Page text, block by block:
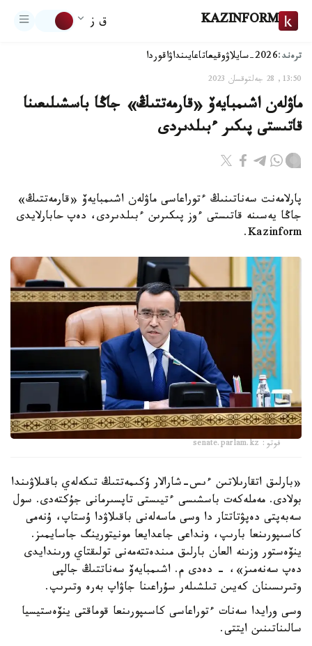
KAZINFORM ق ز
ترەند:2026-سايلاۋ وقيعاتاعايىنداۋاقوردا
13:50, 28 جەلتوقسان 2023
ماۋلەن اشىمبايەۆ «قارمەتتىڭ» جاڭا باسشىلىعىنا
قاتىستى پىكىر ءبىلدىردى
پارلامەنت سەناتىنىڭ ءتوراعاسى ماۋلەن اشىمبايەۆ «قارمەتتىڭ»
جاڭا يەسىنە قاتىستى ءوز پىكىرىن ءبىلدىردى، دەپ حابارلايدى
Kazinform.
فوتو: senate.parlam.kz
«بارلىق اتقارىلاتىن ءىس-شارالار ۇكىمەتتىڭ تىكەلەي باقىلاۋىندا
بولادى. مەملەكەت باسشىسى ءتيىستى تاپسىرمانى جۇكتەدى. سول
سەبەپتى دەپۋتاتتار دا وسى ماسەلەنى باقىلاۋدا ۇستاپ، ۇنەمى
كاسىپورىنعا بارىپ، ونداعى جاعدايعا مونيتورينگ جاسايمىز.
ينۆەستور وزىنە العان بارلىق مىندەتتەمەنى تولىقتاي ورىندايدى
دەپ سەنەمىز»، - دەدى م. اشىمبايەۆ سەناتتىڭ جالپى
وتىرىسىنان كەيىن تىلشىلەر سۇراعىنا جاۋاپ بەرە وتىرىپ.
وسى ورايدا سەنات ءتوراعاسى كاسىپورىنعا قوماقتى ينۆەستيسيا
سالىناتىنىن ايتتى.